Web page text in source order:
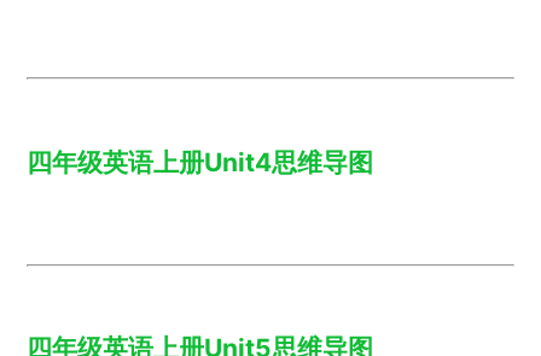
四年级英语上册Unit4思维导图
四年级英语上册Unit5思维导图